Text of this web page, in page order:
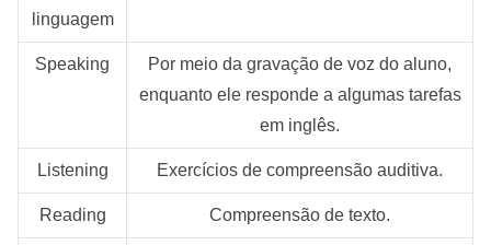
linguagem
Speaking
Por meio da gravação de voz do aluno,
enquanto ele responde a algumas tarefas
em inglês.
Listening Exercícios de compreensão auditiva.
Reading Compreensão de texto.